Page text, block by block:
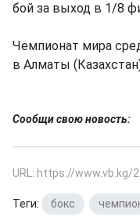
бой за выход в 1/8
Чемпионат мира
в Алматы
Сообщи свою новость:
URL: https://www.vb.kg/
Теги: бокс